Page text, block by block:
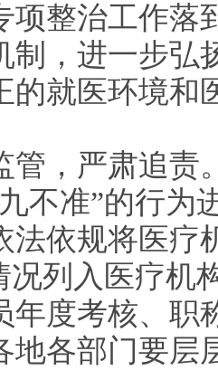
项整治工作落
制，进一步弘
的就医环境和
管，严肃追
不准”的行为
法依规将医疗
况列入医疗机
年度考核、
地各部门要层